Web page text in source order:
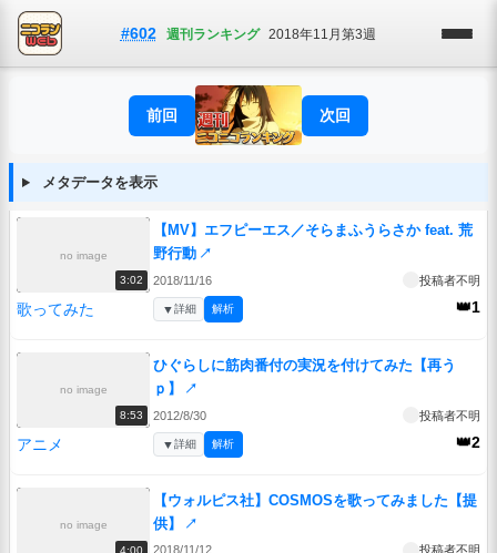
#602 週刊ランキング 2018年11月第3週
前回 次回
メタデータを表示
no image
3:02
【MV】エフピーエス／そらまふうらさか feat. 荒
野行動 ↗
2018/11/16 投稿者不明
歌ってみた 👑1
▼詳細 解析
no image
8:53
ひぐらしに筋肉番付の実況を付けてみた【再う
ｐ】
↗
2012/8/30 投稿者不明
アニメ 👑2
▼詳細 解析
no image
4:00
【ウォルピス社】COSMOSを歌ってみました【提
供】
↗
2018/11/12 投稿者不明